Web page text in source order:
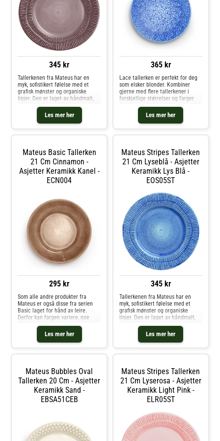
345 kr
Les mer her
Tallerkenen fra Mateus har en
myk, sofistikert følelse med et
grafisk mønster og organiske
linjer. Den er laget av håndmalt,
miljøvennlig forpakning. Mindre
variasjoner kan forekomme på
grunn av det nøye, håndlagde
også som en større tallerken.-
Finnes i 6 forskjellige farger.-
Denne tallerkenen er en del av
serien Stripes fra Mateus.
Vedlikeholdsinstruksjoner for
Kjøp Asjetter og andre Tallerkener
hos Royal Design.
365 kr
Les mer her
Lace tallerken er perfekt for deg
som elsker blonder. Kombiner
gjerne med flere tallerkener i
forskjellige størrelser og farger
borddekking. Vi anbefaler at du
ikke plasserer tallerkenen direkte
på overflater som er følsomme for
produkt unikt. Dette betyr at
produksjon- og leveringstid kan
variere. Kjøp Asjetter og andre
Tallerkener hos Royal Design.
Mateus Basic Tallerken
21 Cm Cinnamon -
Asjetter Keramikk Kanel -
ECN004
295 kr
Les mer her
Som alle andre produkter fra
Mateus er også disse fra serien
Basic laget for hånd av leire.
Derfor kan fargen variere, noe
som betyr at hver tallerken er
unik. Kombiner gjerne med flere
tallerkener i forskjellige størrelser
og farger fra Mateus for en ekstra
følsomme for fuktighet. Kjøp
Asjetter og andre Tallerkener hos
Royal Design.
Mateus Stripes Tallerken
21 Cm Lyseblå - Asjetter
Keramikk Lys Blå -
EOS05ST
345 kr
Les mer her
Tallerkenen fra Mateus har en
myk, sofistikert følelse med et
grafisk mønster og organiske
linjer. Den er laget av håndmalt,
håndlaget keramikk med en
miljøvennlig forpakning. Mindre
variasjoner kan forekomme på
grunn av det nøye, håndlagde
også som en større tallerken.-
Finnes i 6 forskjellige farger.-
Denne tallerkenen er en del av
serien Stripes fra Mateus.
Vedlikeholdsinstruksjoner for
oppvaskmaskin og mikrobølgeovn.
Kjøp Asjetter og andre Tallerkener
hos Royal Design.
Mateus Bubbles Oval
Tallerken 20 Cm - Asjetter
Keramikk Sand -
EBSA51CEB
Mateus Stripes Tallerken
21 Cm Lyserosa - Asjetter
Keramikk Light Pink -
ELR05ST